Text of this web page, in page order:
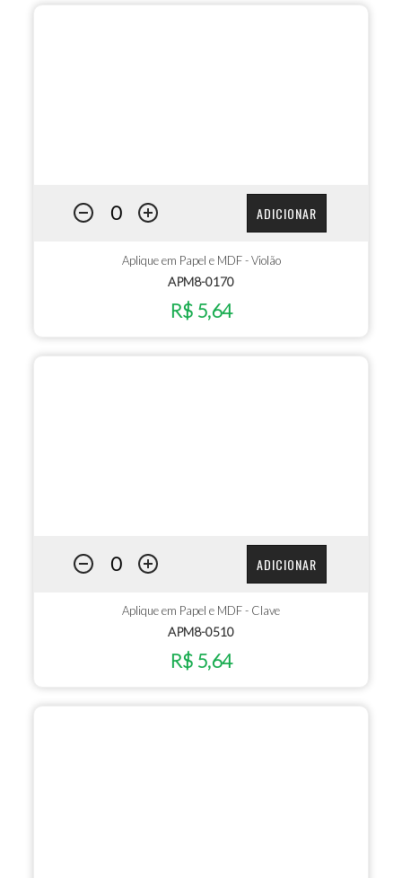
ADICIONAR
Aplique em Papel e MDF - Violão
APM8-0170
R$ 5,64
ADICIONAR
Aplique em Papel e MDF - Clave
APM8-0510
R$ 5,64